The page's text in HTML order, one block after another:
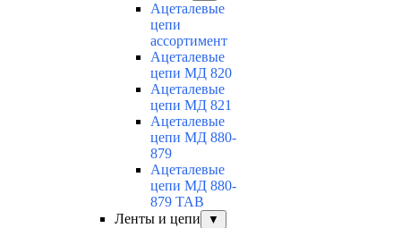
Ацеталевые
цепи
ассортимент
Ацеталевые
цепи МД 820
Ацеталевые
цепи МД 821
Ацеталевые
цепи МД 880-
879
Ацеталевые
цепи МД 880-
879 ТАВ
Ленты и цепи
▼